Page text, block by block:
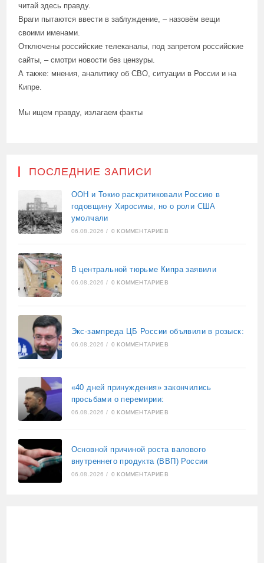
читай здесь правду.
Враги пытаются ввести в заблуждение, – назовём вещи
своими именами.
Отключены российские телеканалы, под запретом российские
сайты, – смотри новости без цензуры.
А также: мнения, аналитику об СВО, ситуации в России и на
Кипре.
Мы ищем правду, излагаем факты
ПОСЛЕДНИЕ ЗАПИСИ
ООН и Токио раскритиковали Россию в
годовщину Хиросимы, но о роли США
умолчали
06.08.2026 / 0 КОММЕНТАРИЕВ
В центральной тюрьме Кипра заявили
06.08.2026 / 0 КОММЕНТАРИЕВ
Экс-зампреда ЦБ России объявили в розыск:
06.08.2026 / 0 КОММЕНТАРИЕВ
«40 дней принуждения» закончились
просьбами о перемирии:
06.08.2026 / 0 КОММЕНТАРИЕВ
Основной причиной роста валового
внутреннего продукта (ВВП) России
06.08.2026 / 0 КОММЕНТАРИЕВ